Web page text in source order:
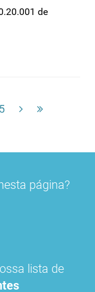
de
5
página?
lista de